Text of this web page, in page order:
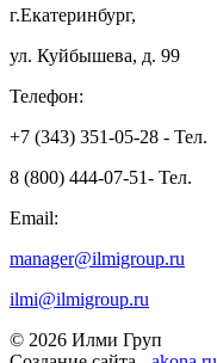
г.Екатеринбург,
ул. Куйбышева, д. 99
Телефон:
+7 (343) 351-05-28 - Тел.
8 (800) 444-07-51- Тел.
Email:
manager@ilmigroup.ru
ilmi@ilmigroup.ru
© 2026 Илми Груп